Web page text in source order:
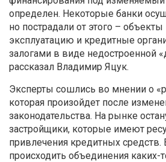
определен. Некоторые банки
но пострадали от этого –
эксплуатацию и кредитные
залогами в виде недостроенной
рассказал Владимир Яцук.
Эксперты сошлись во мнении о
которая произойдет после
законодательства. На рынке
застройщики, которые имеют
привлечения кредитных
происходить объединения каких-